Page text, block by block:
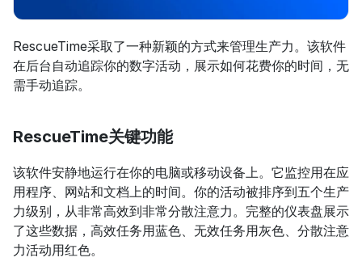
RescueTime采取了一种新颖的方式来管理生产力。该软件
在后台自动追踪你的数字活动，展示如何花费你的时间，无
需手动追踪。
RescueTime关键功能
该软件安静地运行在你的电脑或移动设备上。它监控用在应
用程序、网站和文档上的时间。你的活动被排序到五个生产
力级别，从非常高效到非常分散注意力。完整的仪表盘展示
了这些数据，高效任务用蓝色、无效任务用灰色、分散注意
力活动用红色。